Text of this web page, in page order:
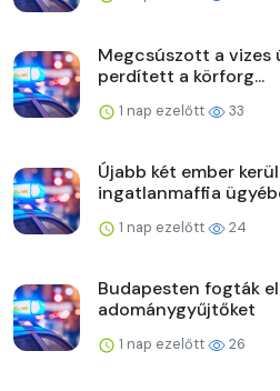
Megcsúszott a vizes
perdített a körforg...
1 nap ezelőtt 33
Újabb két ember
ingatlanmaffia
1 nap ezelőtt 24
Budapesten fogták
adománygyűjtőket
1 nap ezelőtt 26